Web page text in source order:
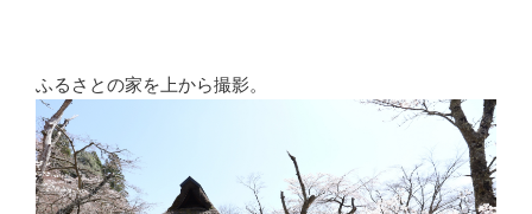
ふるさとの家を上から撮影。